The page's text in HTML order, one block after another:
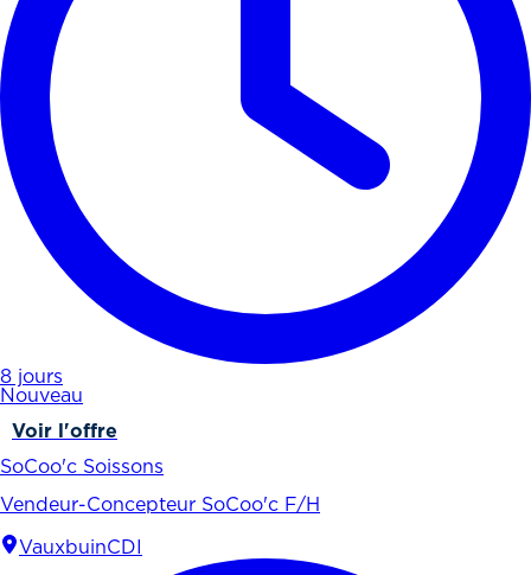
8 jours
Nouveau
Voir l'offre
SoCoo'c Soissons
Vendeur-Concepteur SoCoo'c F/H
VauxbuinCDI